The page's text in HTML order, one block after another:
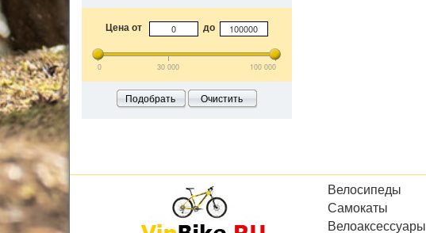
Цена от до
0 30 000 100 000
Подобрать Очистить
Велосипеды
Самокаты
Велоаксессуары